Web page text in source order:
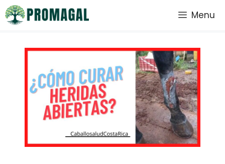
Saltar
al
Menu